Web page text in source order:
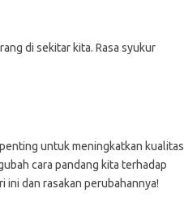
di sekitar kita. Rasa syukur
untuk meningkatkan kualitas
cara pandang kita terhadap
ini dan rasakan perubahannya!